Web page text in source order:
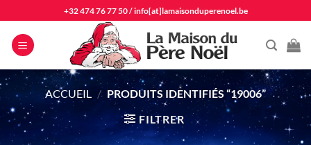
au
contenu
+32 474 76 77 50/info[at]lamaisonduperenoel.be
ACCUEIL / PRODUITS IDENTIFIÉS “19006”
FILTRER